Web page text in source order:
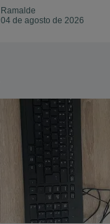
Ramalde
04 de agosto de 2026